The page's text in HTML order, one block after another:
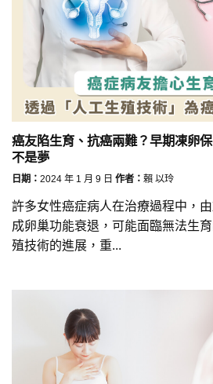
癌友陷生育、抗癌兩難？早期凍卵
不是夢
日期： 2024 年 1 月 9 日 作者： 賴 以玲
許多女性癌症病人在治療過程中，
成卵巢功能衰退，可能面臨無法生
殖技術的進展，重...